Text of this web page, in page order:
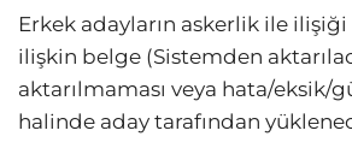
Erkek adayların askerlik ile
ilişkin belge (Sistemden
aktarılmaması veya hata/eksik/
halinde aday tarafından